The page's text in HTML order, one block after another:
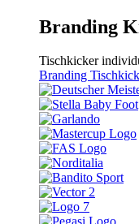
Branding
Tischkicker
Branding